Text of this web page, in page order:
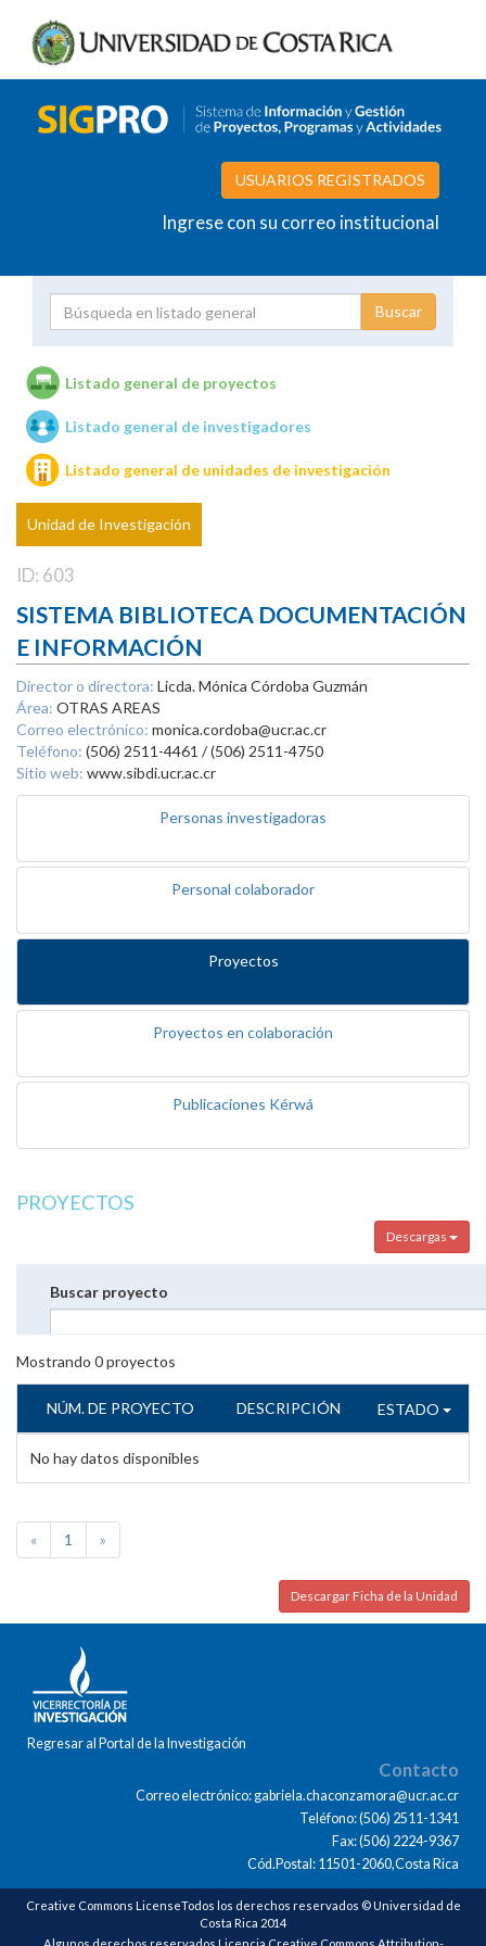
USUARIOS REGISTRADOS
Ingrese con su correo institucional
Unidades de investigación
Listado general de proyectos
Listado general de investigadores
Listado general de unidades de investigación
Unidad de Investigación
ID: 603
SISTEMA BIBLIOTECA DOCUMENTACIÓN
E INFORMACIÓN
Director o directora: Licda. Mónica Córdoba Guzmán
Área: OTRAS AREAS
Correo electrónico: monica.cordoba@ucr.ac.cr
Teléfono: (506) 2511-4461 / (506) 2511-4750
Sitio web: www.sibdi.ucr.ac.cr
Personas investigadoras
Personal colaborador
Proyectos
Proyectos en colaboración
Publicaciones Kérwá
PROYECTOS
Descargas
Buscar proyecto
Mostrando 0proyectos
NÚM. DE PROYECTO DESCRIPCIÓN ESTADO
No hay datos disponibles
« 1 »
Descargar Ficha de la Unidad
Regresar al Portal de la Investigación
Contacto
Correo electrónico: gabriela.chaconzamora@ucr.ac.cr
Teléfono: (506) 2511-1341
Fax: (506) 2224-9367
Cód.Postal: 11501-2060,Costa Rica
Creative Commons LicenseTodos los derechos reservados © Universidad de
Costa Rica 2014